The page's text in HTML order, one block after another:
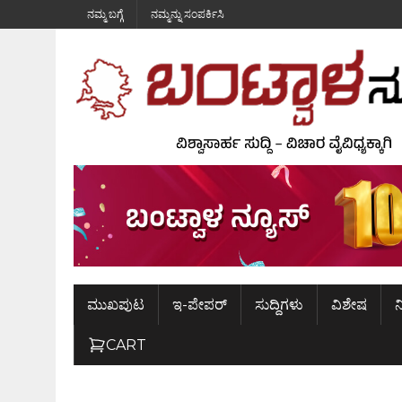
ನಮ್ಮ ಬಗ್ಗೆ ನಮ್ಮನ್ನು ಸಂಪರ್ಕಿಸಿ
ಮುಖಪುಟ ಇ-ಪೇಪರ್ ಸುದ್ದಿಗಳು ವಿಶೇಷ
CART